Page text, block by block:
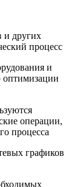
и других
процесс
и
оптимизации
операции,
процесса
графиков